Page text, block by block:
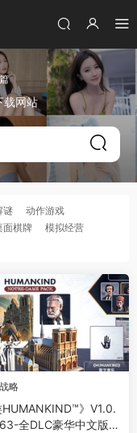
载网站
谜
动作游戏
面棋牌
模拟经营
略
HUMANKIND™》V1.0.
全DLC豪华中文版-